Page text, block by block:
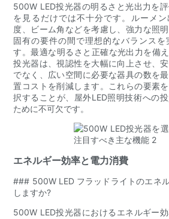
500W LED投光器の明るさと光出力を
を見るだけでは不十分です。ルーメ
度、ビーム角などを考慮し、強力な照
固有の要件の間で理想的なバランスを
す。最適な明るさと正確な光出力を備
投光器は、視認性を大幅に向上させ、
でなく、広い空間に必要な器具の数を
置コストを削減します。これらの要素
択することが、屋外LED照明技術への
ために不可欠です。
エネルギー効率と電力消費
### 500W LED フラッドライトのエネ
しますか?
500W LED投光器におけるエネルギー